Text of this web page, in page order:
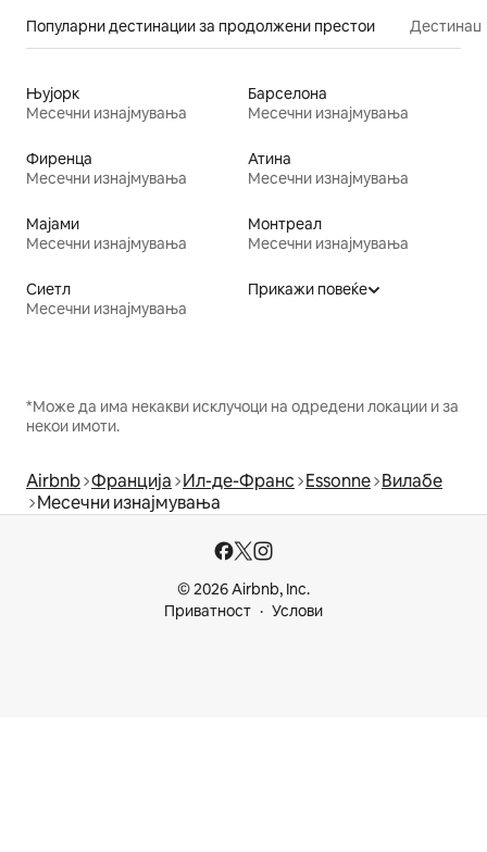
Популарни дестинации за продолжени престои
Њујорк
Месечни изнајмувања
Барселона
Месечни изнајмувања
Фиренца
Месечни изнајмувања
Атина
Месечни изнајмувања
Мајами
Месечни изнајмувања
Монтреал
Месечни изнајмувања
Сиетл
Месечни изнајмувања
Прикажи повеќе
*Може да има некакви исклучоци на одредени локации и за
некои имоти.
Airbnb Франција Ил-де-Франс Essonne Вилабе
Месечни изнајмувања
© 2026 Airbnb, Inc.
Приватност
Услови